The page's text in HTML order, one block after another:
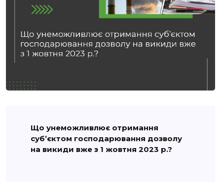
Що унеможливлює отримання
суб’єктом господарювання дозволу
на викиди вже з 1 жовтня 2023 р.?